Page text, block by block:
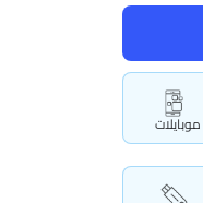
موبايلات